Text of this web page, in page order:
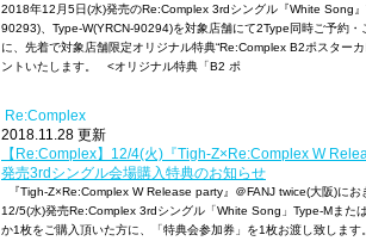
2018年12月5日(水)発売のRe:Complex 3rdシングル『White Song
90293)、Type-W(YRCN-90294)を対象店舗にて2Type同時ご予約・
に、先着で対象店舗限定オリジナル特典“Re:Complex B2ポスター
ントいたします。 <オリジナル特典「B2 ポ
Re:Complex
2018.11.28 更新
【Re:Complex】12/4(火)『Tigh-Z×Re:Complex W
発売3rdシングル会場購入特典のお知らせ
『Tigh-Z×Re:Complex W Release party』＠FANJ twice(大阪)にお
12/5(水)発売Re:Complex 3rdシングル「White Song」Type-Mまた
か1枚をご購入頂いた方に、「特典会参加券」を1枚お渡し致しま